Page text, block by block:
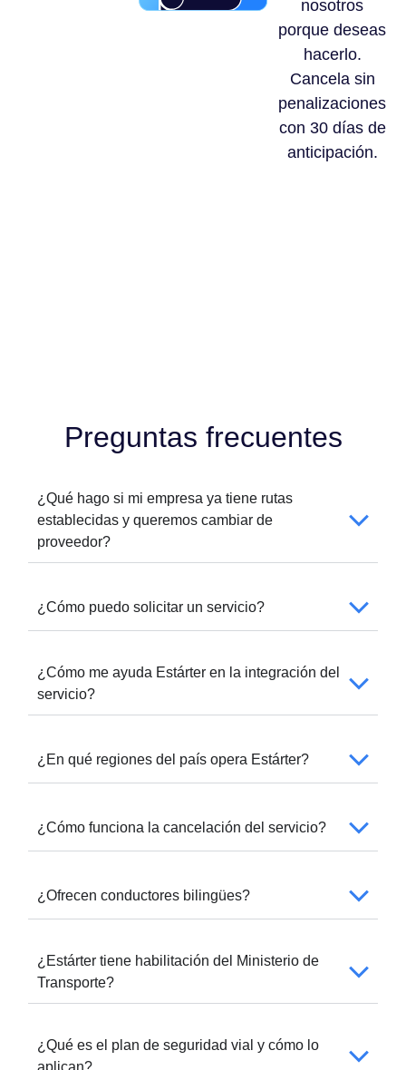
nosotros
porque deseas
hacerlo.
Cancela sin
penalizaciones
con 30 días de
anticipación.
Preguntas frecuentes
¿Qué hago si mi empresa ya tiene rutas
establecidas y queremos cambiar de
proveedor?
¿Cómo puedo solicitar un servicio?
¿Cómo me ayuda Estárter en la integración del
servicio?
¿En qué regiones del país opera Estárter?
¿Cómo funciona la cancelación del servicio?
¿Ofrecen conductores bilingües?
¿Estárter tiene habilitación del Ministerio de
Transporte?
¿Qué es el plan de seguridad vial y cómo lo